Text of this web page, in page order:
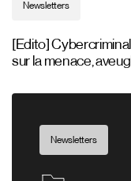
Newsletters
[Edito]
sur la menace,
Newsletters